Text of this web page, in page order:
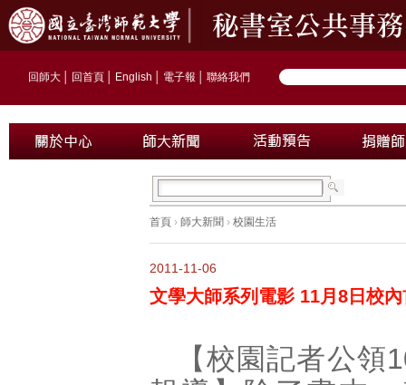
回師大 回首頁 English 電子報 聯絡我們
首頁 › 師大新聞 › 校園生活
2011-11-06
文學大師系列電影 11月8日校
【校園記者公領